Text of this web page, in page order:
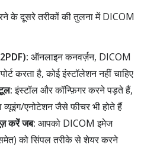
के दूसरे तरीकों की तुलना में DICOM
ऑनलाइन कनवर्ज़न, DICOM
करता है, कोई इंस्टॉलेशन नहीं चाहिए
इंस्टॉल और कॉन्फ़िगर करने पड़ते हैं,
एनोटेशन जैसे फीचर भी होते हैं
करें जब: आपको DICOM इमेज
को सिंपल तरीके से शेयर करने